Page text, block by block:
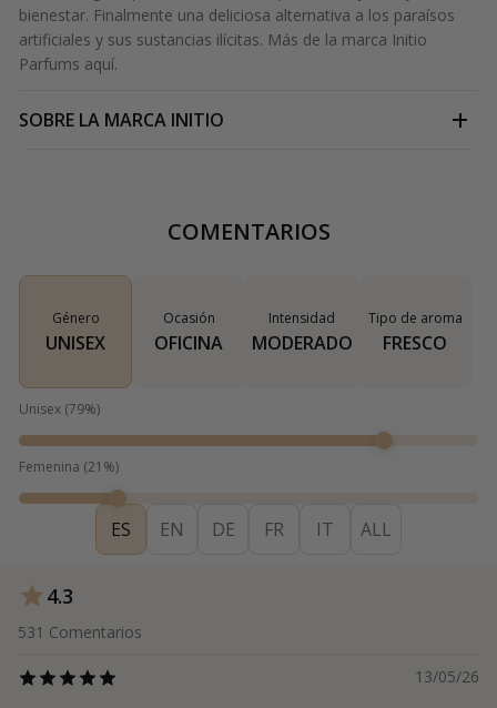
bienestar. Finalmente una deliciosa alternativa a los paraísos
artificiales y sus sustancias ilícitas. Más de la marca Initio
Parfums aquí.
SOBRE LA MARCA INITIO
COMENTARIOS
Género
UNISEX
Ocasión
OFICINA
Intensidad
MODERADO
Tipo de aroma
FRESCO
Unisex (79%)
Femenina (21 %)
ES EN DE FR IT ALL
4.3
531 Comentarios
13/05/26